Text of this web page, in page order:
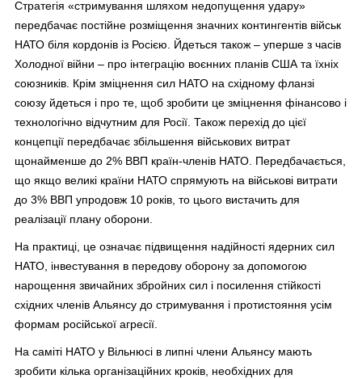
Стратегія «стримування шляхом недопущення удару»
передбачає постійне розміщення значних контингентів військ
НАТО біля кордонів із Росією. Йдеться також – уперше з часів
Холодної війни – про інтеграцію воєнних планів США та їхніх
союзників. Крім зміцнення сил НАТО на східному фланзі
союзу йдеться і про те, щоб зробити це зміцнення фінансово і
технологічно відчутним для Росії. Також перехід до цієї
концепції передбачає збільшення військових витрат
щонайменше до 2% ВВП країн-членів НАТО. Передбачається,
що якщо великі країни НАТО спрямують на військові витрати
до 3% ВВП упродовж 10 років, то цього вистачить для
реалізації плану оборони.
На практиці, це означає підвищення надійності ядерних сил
НАТО, інвестування в передову оборону за допомогою
нарощення звичайних збройних сил і посилення стійкості
східних членів Альянсу до стримування і протистояння усім
формам російської агресії.
На саміті НАТО у Вільнюсі в липні члени Альянсу мають
зробити кілька організаційних кроків, необхідних для